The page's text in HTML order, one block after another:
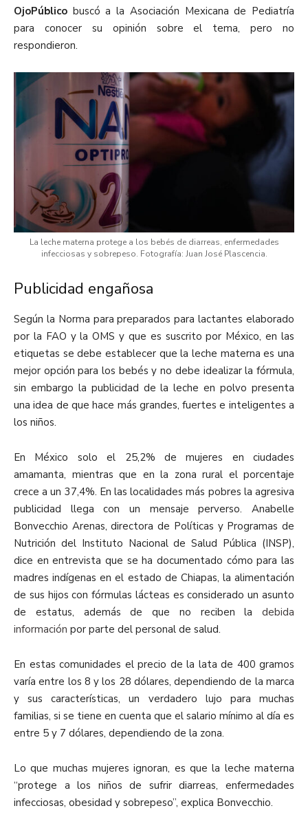
OjoPúblico buscó a la Asociación Mexicana de Pediatría
para conocer su opinión sobre el tema, pero no
respondieron.
La leche materna protege a los bebés de diarreas, enfermedades
infecciosas y sobrepeso. Fotografía: Juan José Plascencia.
Publicidad engañosa
Según la Norma para preparados para lactantes elaborado
por la FAO y la OMS y que es suscrito por México, en las
etiquetas se debe establecer que la leche materna es una
mejor opción para los bebés y no debe idealizar la fórmula,
sin embargo la publicidad de la leche en polvo presenta
una idea de que hace más grandes, fuertes e inteligentes a
los niños.
En México solo el 25,2% de mujeres en ciudades
amamanta, mientras que en la zona rural el porcentaje
crece a un 37,4%. En las localidades más pobres la agresiva
publicidad llega con un mensaje perverso. Anabelle
Bonvecchio Arenas, directora de Políticas y Programas de
Nutrición del Instituto Nacional de Salud Pública (INSP),
dice en entrevista que se ha documentado cómo para las
madres indígenas en el estado de Chiapas, la alimentación
de sus hijos con fórmulas lácteas es considerado un asunto
de estatus, además de que no reciben la debida
información por parte del personal de salud.
En estas comunidades el precio de la lata de 400 gramos
varía entre los 8 y los 28 dólares, dependiendo de la marca
y sus características, un verdadero lujo para muchas
familias, si se tiene en cuenta que el salario mínimo al día es
entre 5 y 7 dólares, dependiendo de la zona.
Lo que muchas mujeres ignoran, es que la leche materna
“protege a los niños de sufrir diarreas, enfermedades
infecciosas, obesidad y sobrepeso”, explica Bonvecchio.